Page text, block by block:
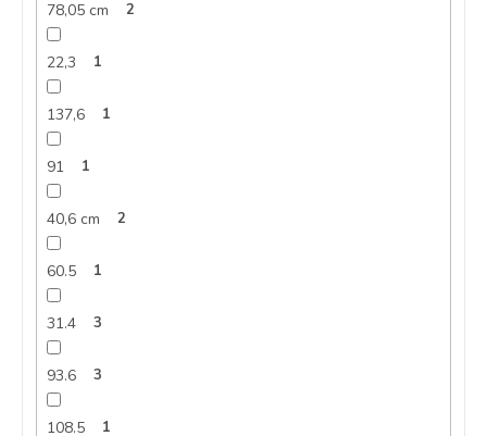
78,05 cm 2
22,3 1
137,6 1
91 1
40,6 cm 2
60.5 1
31.4 3
93.6 3
108.5 1